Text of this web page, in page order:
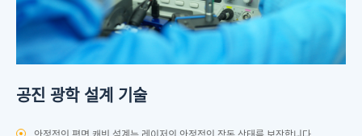
공진 광학 설계 기술
매우 빠른 레이저 기술
주파수 더블링 크리스탈 고정밀 온도 제어 기술